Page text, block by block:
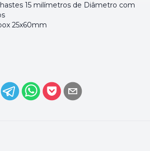
15 milímetros de Diâmetro com
25x60mm